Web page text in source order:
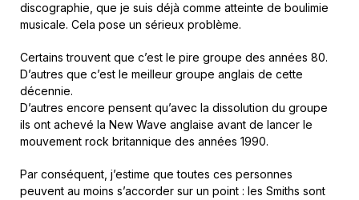
discographie, que je suis déjà comme atteinte de boulimie
musicale. Cela pose un sérieux problème.
Certains trouvent que c’est le pire groupe des années 80.
D’autres que c’est le meilleur groupe anglais de cette
décennie.
D’autres encore pensent qu’avec la dissolution du groupe
ils ont achevé la New Wave anglaise avant de lancer le
mouvement rock britannique des années 1990.
Par conséquent, j’estime que toutes ces personnes
peuvent au moins s’accorder sur un point : les Smiths sont